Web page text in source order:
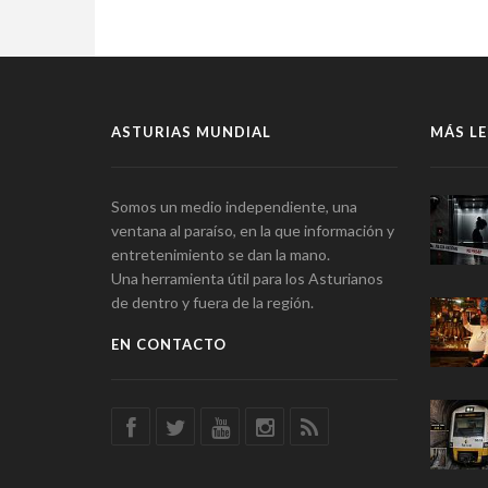
ASTURIAS MUNDIAL
Somos un medio independiente, una
ventana al paraíso, en la que información y
entretenimiento se dan la mano.
Una herramienta útil para los Asturianos
de dentro y fuera de la región.
EN CONTACTO
MÁS